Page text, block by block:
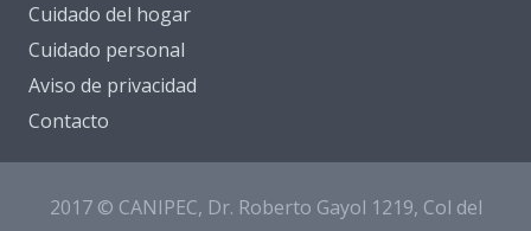
Cuidado del hogar
Cuidado personal
Aviso de privacidad
Contacto
2017 © CANIPEC, Dr. Roberto Gayol 1219, Col del